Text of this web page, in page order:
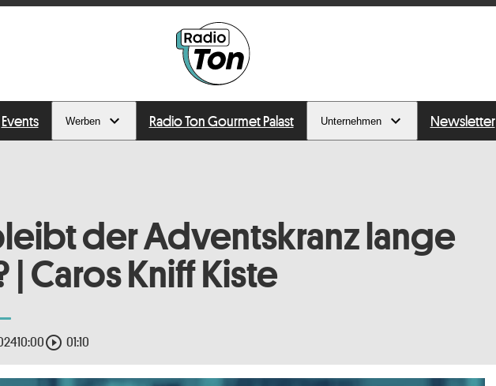
Events Werben Radio Ton Gourmet Palast Unternehmen Newsletter
der Adventskranz lange
| Caros Kniff Kiste
10:00play_circle_outline 01:10